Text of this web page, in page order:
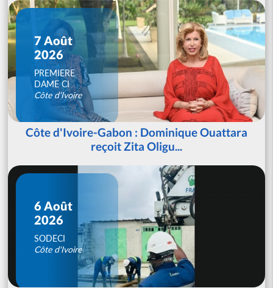
7 Août
2026
PREMIERE
DAME CI
Côte d'Ivoire
Côte d'Ivoire-Gabon : Dominique Ouattara
reçoit Zita Oligu...
6 Août
2026
SODECI
Côte d'Ivoire